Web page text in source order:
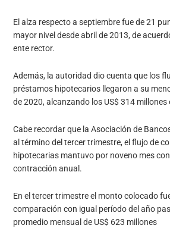
El alza respecto a septiembre fue de 21
mayor nivel desde abril de 2013, de
ente rector.
Además, la autoridad dio cuenta que los
préstamos hipotecarios llegaron a su
de 2020, alcanzando los US$ 314 millones
Cabe recordar que la Asociación de
al término del tercer trimestre, el flujo de
hipotecarias mantuvo por noveno mes
contracción anual.
En el tercer trimestre el monto colocado
comparación con igual período del año
promedio mensual de US$ 623 millones